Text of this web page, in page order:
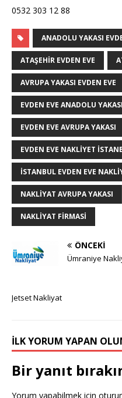
0532 303 12 88
ANADOLU YAKASI
ATAŞEHIR EVDEN EVE
AVRUPA YAKASI EVDEN EVE
EVDEN EVE ANADOLU YAKASI
EVDEN EVE AVRUPA YAKASI
EVDEN EVE NAKLIYET
ISTANBUL EVDEN EVE
NAKLIYAT AVRUPA YAKASI
NAKLIYAT FIRMASI
ÖNCEKI
Ümraniye
Jetset Nakliyat
İLK YORUM YAPAN
Bir yanıt
Yorum yapabilmek için